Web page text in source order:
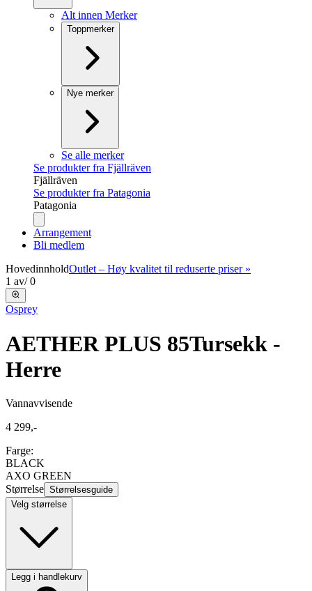
Alt innen Merker
Toppmerker
Nye merker
Se alle merker
Se produkter fra Fjällräven
Fjällräven
Se produkter fra Patagonia
Patagonia
Arrangement
Bli medlem
HovedinnholdOutlet – Høy kvalitet til reduserte priser »
1 av/ 0
Osprey
AETHER PLUS 85Tursekk -
Herre
Vannavvisende
4 299,-
Farge:
BLACK
AXO GREEN
Størrelse Størrelsesguide
Velg størrelse
Legg i handlekurv